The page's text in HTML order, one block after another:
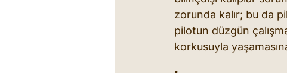
zorunda kalır; bu da
pilotun düzgün
korkusuyla